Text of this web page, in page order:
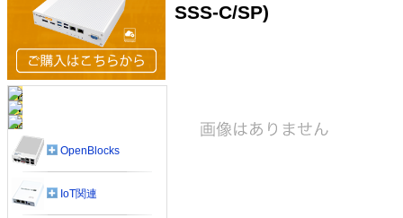
SSS-C/SP)
OpenBlocks
IoT関連